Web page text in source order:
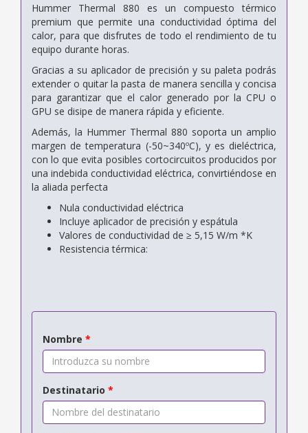
Hummer Thermal 880 es un compuesto térmico
premium que permite una conductividad óptima del
calor, para que disfrutes de todo el rendimiento de tu
equipo durante horas.
Gracias a su aplicador de precisión y su paleta podrás
extender o quitar la pasta de manera sencilla y concisa
para garantizar que el calor generado por la CPU o
GPU se disipe de manera rápida y eficiente.
Además, la Hummer Thermal 880 soporta un amplio
margen de temperatura (-50~340ºC), y es dieléctrica,
con lo que evita posibles cortocircuitos producidos por
una indebida conductividad eléctrica, convirtiéndose en
la aliada perfecta
Nula conductividad eléctrica
Incluye aplicador de precisión y espátula
Valores de conductividad de ≥ 5,15 W/m *K
Resistencia térmica:
Nombre *
Destinatario *